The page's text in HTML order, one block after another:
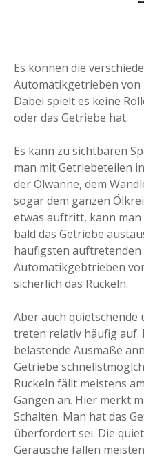
Es können die
Automatikgetrieben von
Dabei spielt es keine
oder das Getriebe hat.
Es kann zu sichtbaren
man mit Getriebeteilen
der Ölwanne, dem
sogar dem ganzen
etwas auftritt, kann man
bald das Getriebe
häufigsten auftretenden
Automatikgebtrieben
sicherlich das Ruckeln.
Aber auch quietschende
treten relativ häufig auf.
belastende Ausmaße
Getriebe
Ruckeln fällt meistens
Gängen an. Hier merkt
Schalten. Man hat das
überfordert sei. Die
Geräusche fallen